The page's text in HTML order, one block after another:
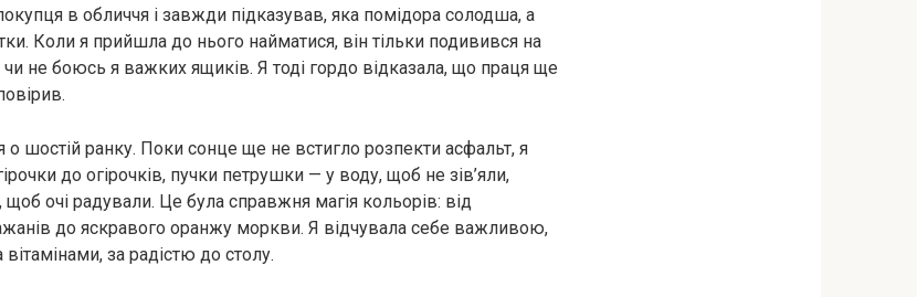
в обличчя і завжди підказував, яка помідора солодша, а
Коли я прийшла до нього найматися, він тільки подивився на
чи не боюсь я важких ящиків. Я тоді гордо відказала, що праця ще
о шостій ранку. Поки сонце ще не встигло розпекти асфальт, я
до огірочків, пучки петрушки — у воду, щоб не зів’яли,
очі радували. Це була справжня магія кольорів: від
до яскравого оранжу моркви. Я відчувала себе важливою,
за радістю до столу.